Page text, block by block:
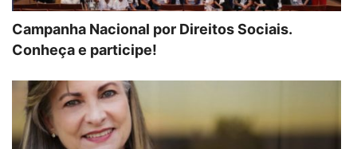
Campanha Nacional por Direitos Sociais.
Conheça e participe!